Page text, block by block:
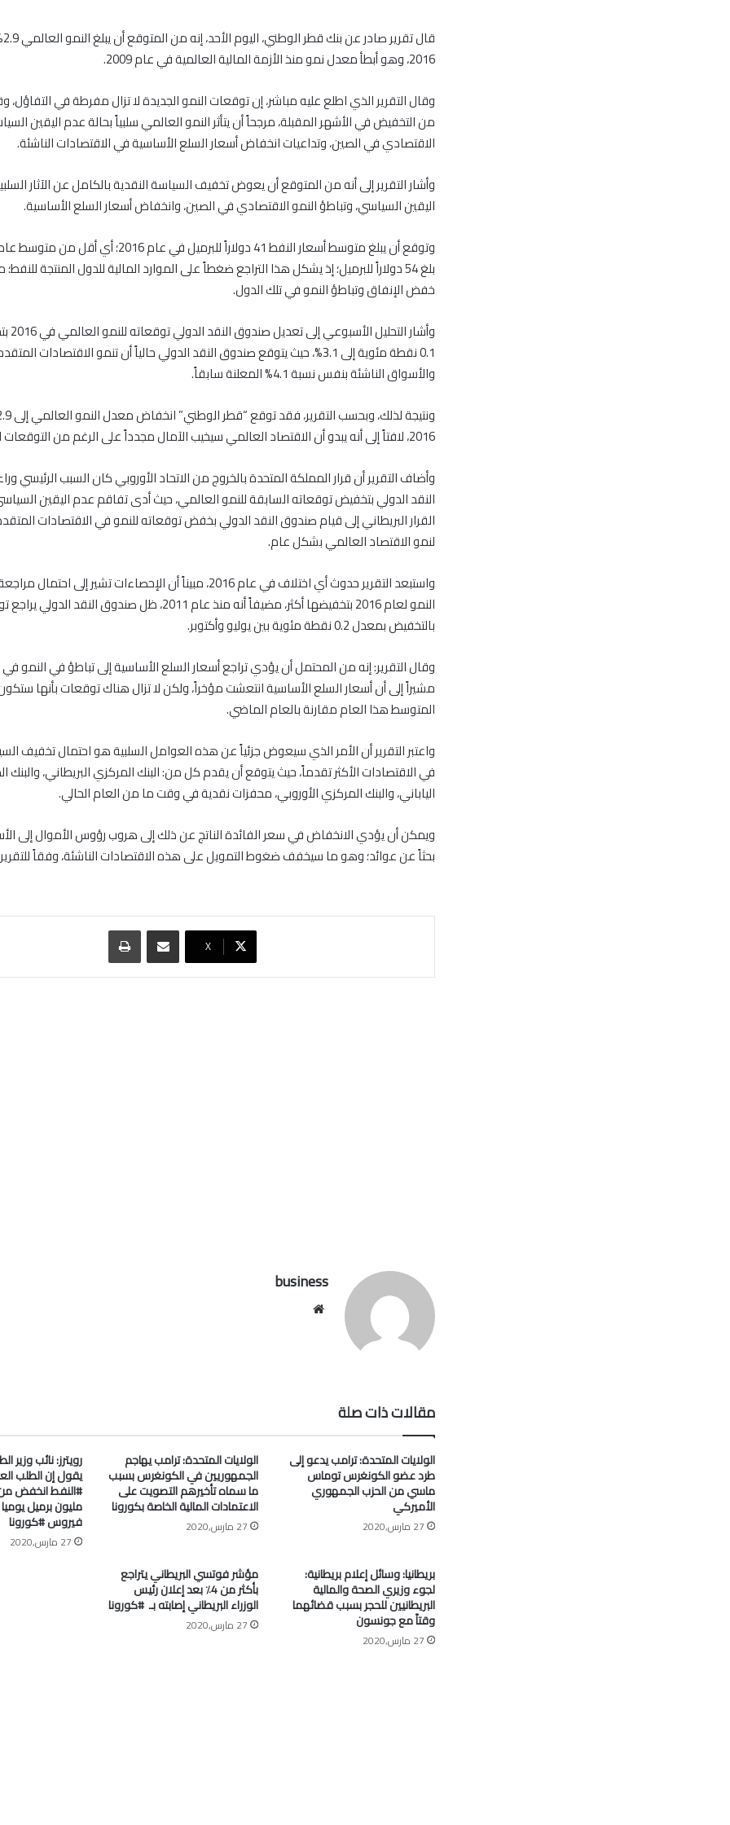
2016، وهو أبطأ معدل نمو منذ الأزمة المالية العالمية في عام 2009.
وقال التقرير الذي اطلع عليه مباشر، إن توقعات النمو الجديدة لا تزال مفرطة في التفاؤل،
من التخفيض في الأشهر المقبلة، مرجحاً أن يتأثر النمو العالمي سلبياً بحالة عدم اليقين
الاقتصادي في الصين، وتداعيات انخفاض أسعار السلع الأساسية في الاقتصادات الناشئة.
وأشار التقرير إلى أنه من المتوقع أن يعوض تخفيف السياسة النقدية بالكامل عن الآثار
اليقين السياسي، وتباطؤ النمو الاقتصادي في الصين، وانخفاض أسعار السلع الأساسية.
بلغ 54 دولاراً للبرميل؛ إذ يشكل هذا التراجع ضغطاً على الموارد المالية للدول المنتجة
خفض الإنفاق وتباطؤ النمو في تلك الدول.
والأسواق الناشئة بنفس نسبة 4.1% المعلنة سابقاً.
2016، لافتاً إلى أنه يبدو أن الاقتصاد العالمي سيخيب الآمال مجدداً على الرغم من التوقعات المتفائلة.
وأضاف التقرير أن قرار المملكة المتحدة بالخروج من الاتحاد الأوروبي كان السبب الرئيسي
النقد الدولي بتخفيض توقعاته السابقة للنمو العالمي، حيث أدى تفاقم عدم اليقين
القرار البريطاني إلى قيام صندوق النقد الدولي بخفض توقعاته للنمو في الاقتصادات
لنمو الاقتصاد العالمي بشكل عام.
واستبعد التقرير حدوث أي اختلاف في عام 2016، مبيناً أن الإحصاءات تشير إلى
النمو لعام 2016 بتخفيضها أكثر، مضيفاً أنه منذ عام 2011، ظل صندوق
بالتخفيض بمعدل 0.2 نقطة مئوية بين يوليو وأكتوبر.
وقال التقرير: إنه من المحتمل أن يؤدي تراجع أسعار السلع الأساسية إلى تباطؤ في النمو في
مشيراً إلى أن أسعار السلع الأساسية انتعشت مؤخراً، ولكن لا تزال هناك توقعات بأنها
المتوسط هذا العام مقارنة بالعام الماضي.
واعتبر التقرير أن الأمر الذي سيعوض جزئياً عن هذه العوامل السلبية هو احتمال تخفيف
في الاقتصادات الأكثر تقدماً، حيث يتوقع أن يقدم كل من: البنك المركزي البريطاني، والبنك
الياباني، والبنك المركزي الأوروبي، محفزات نقدية في وقت ما من العام الحالي.
ويمكن أن يؤدي الانخفاض في سعر الفائدة الناتج عن ذلك إلى هروب رؤوس الأموال إلى
بحثاً عن عوائد؛ وهو ما سيخفف ضغوط التمويل على هذه الاقتصادات الناشئة، وفقاً
‫X
مشاركة عبر البريد طباعة
business
مقالات ذات صلة
الولايات المتحدة: ترامب يدعو إلى
طرد عضو الكونغرس توماس
ماسي من الحزب الجمهوري
الأميركي
27 مارس,2020
الولايات المتحدة: ترامب يهاجم
الجمهوريين في الكونغرس بسبب
ما سماه تأخيرهم التصويت على
الاعتمادات المالية الخاصة بكورونا
27 مارس,2020
رويترز: نائب وزير
يقول إن الطلب
مليون برميل
فيروس #كورونا
27 مارس,2020
بريطانيا: وسائل إعلام بريطانية:
لجوء وزيري الصحة والمالية
البريطانيين للحجر بسبب قضائهما
وقتاً مع جونسون
27 مارس,2020
مؤشر فوتسي البريطاني يتراجع
بأكثر من 4٪ بعد إعلان رئيس
الوزراء البريطاني إصابته بـ ⁧ #كورونا⁩
27 مارس,2020